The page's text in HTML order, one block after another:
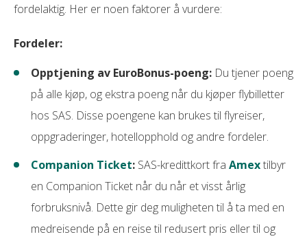
fordelaktig. Her er noen faktorer å vurdere:
Fordeler:
Opptjening av EuroBonus-poeng: Du tjener poeng
på alle kjøp, og ekstra poeng når du kjøper flybilletter
hos SAS. Disse poengene kan brukes til flyreiser,
oppgraderinger, hotellopphold og andre fordeler.
Companion Ticket: SAS-kredittkort fra Amextilbyr
en Companion Ticket når du når et visst årlig
forbruksnivå. Dette gir deg muligheten til å ta med en
medreisende på en reise til redusert pris eller til og